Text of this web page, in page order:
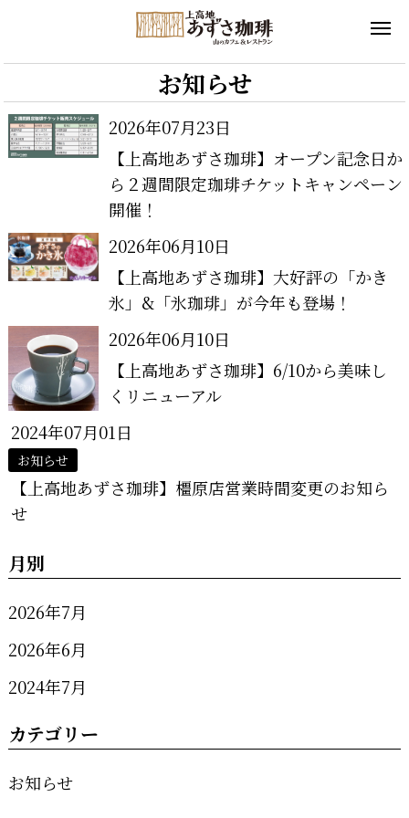
お知らせ
2026年07月23日
【上高地あずさ珈琲】オープン記念日か
ら２週間限定珈琲チケットキャンペーン
開催！
2026年06月10日
【上高地あずさ珈琲】大好評の「かき
氷」&「氷珈琲」が今年も登場！
2026年06月10日
【上高地あずさ珈琲】6/10から美味し
くリニューアル
2024年07月01日
お知らせ
【上高地あずさ珈琲】橿原店営業時間変更のお知ら
せ
月別
2026年7月
2026年6月
2024年7月
カテゴリー
お知らせ